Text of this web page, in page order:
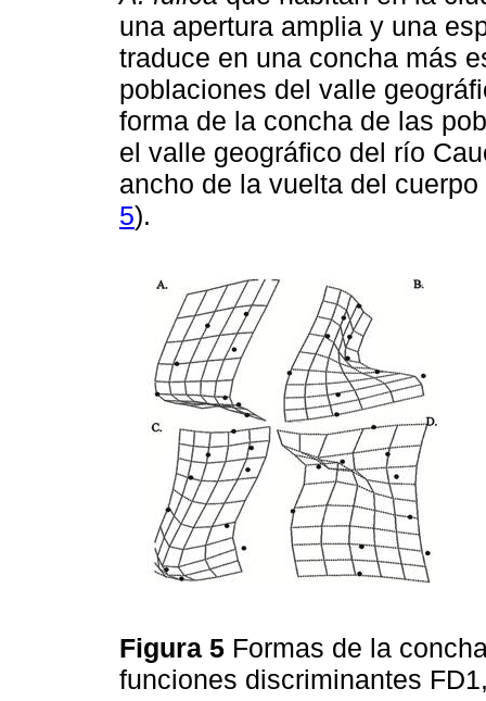
una apertura amplia y una
traduce en una concha más
poblaciones del valle
forma de la concha de las
el valle geográfico del río
ancho de la vuelta del
5).
Figura 5 Formas de la
funciones discriminantes